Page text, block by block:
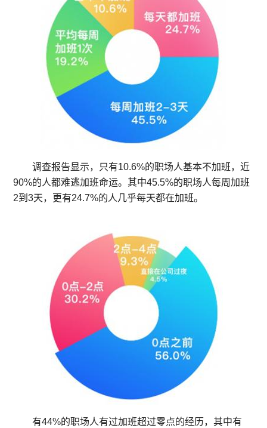
调查报告显示，只有10.6%的职场人基本不加班，近
90%的人都难逃加班命运。其中45.5%的职场人每周加班
2到3天，更有24.7%的人几乎每天都在加班。
有44%的职场人有过加班超过零点的经历，其中有